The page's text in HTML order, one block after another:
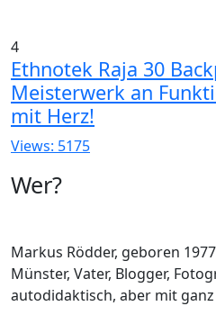
4
Ethnotek Raja 30
Meisterwerk an
mit Herz!
Views: 5175
Wer?
Markus Rödder, geboren
Münster, Vater, Blogger,
autodidaktisch, aber mit